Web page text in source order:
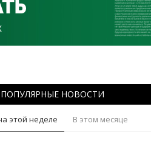
ПОПУЛЯРНЫЕ НОВОСТИ
этой неделе В этом месяце